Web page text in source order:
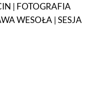
| FOTOGRAFIA
WESOŁA | SESJA